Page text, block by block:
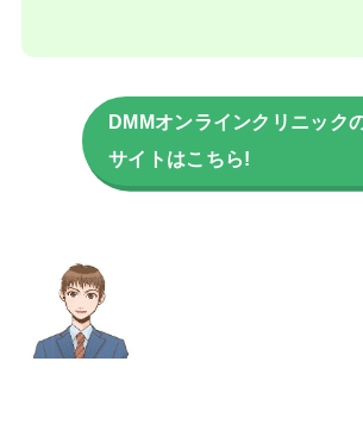
DMMオンラインクリニック
サイトはこちら!